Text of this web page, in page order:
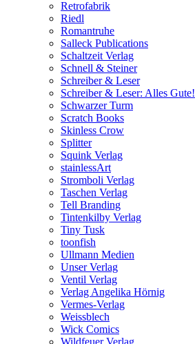
Retrofabrik
Riedl
Romantruhe
Salleck Publications
Schaltzeit Verlag
Schnell & Steiner
Schreiber & Leser
Schreiber & Leser: Alles Gute!
Schwarzer Turm
Scratch Books
Skinless Crow
Splitter
Squink Verlag
stainlessArt
Stromboli Verlag
Taschen Verlag
Tell Branding
Tintenkilby Verlag
Tiny Tusk
toonfish
Ullmann Medien
Unser Verlag
Ventil Verlag
Verlag Angelika Hörnig
Vermes-Verlag
Weissblech
Wick Comics
Wildfeuer Verlag